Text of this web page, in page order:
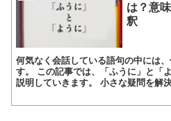
は？意
釈
何気なく会話している語句の中には
す。 この記事では、「ふうに」と「
説明していきます。 小さな疑問を解